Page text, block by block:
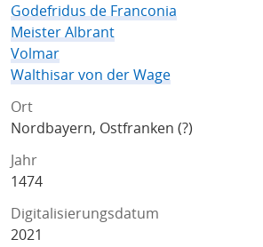
Godefridus de Franconia
Meister Albrant
Volmar
Walthisar von der Wage
Ort
Nordbayern, Ostfranken (?)
Jahr
1474
Digitalisierungsdatum
2021